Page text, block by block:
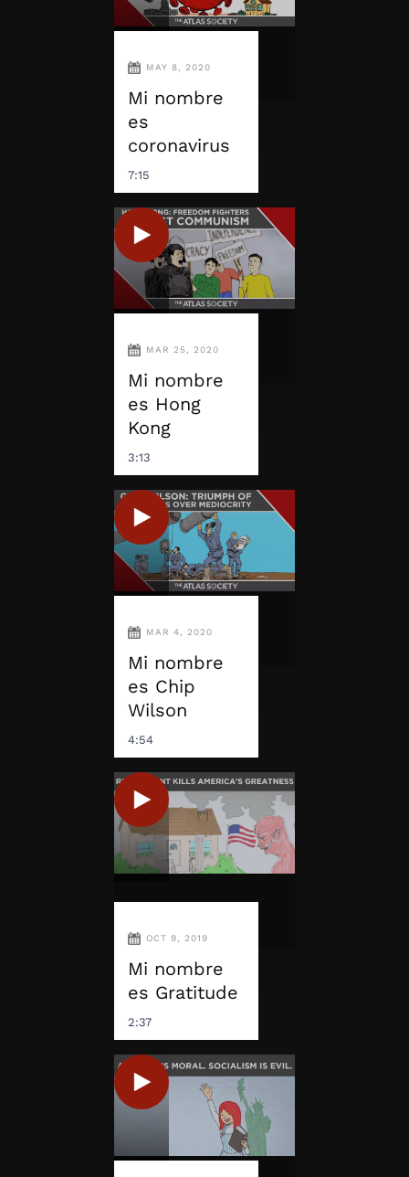
MAY 8, 2020
Mi nombre
es
coronavirus
7:15
MAR 25, 2020
Mi nombre
es Hong
Kong
3:13
MAR 4, 2020
Mi nombre
es Chip
Wilson
4:54
OCT 9, 2019
Mi nombre
es Gratitude
2:37